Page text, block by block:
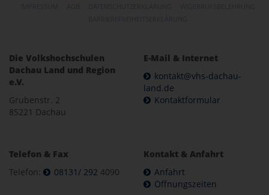
Die Volkshochschulen
Dachau Land und Region
e.V.
Grubenstr. 2
85221 Dachau
E-Mail & Internet
kontakt@vhs-dachau-
land.de
Kontaktformular
Telefon & Fax
Telefon:
08131/ 292 4090
Kontakt & Anfahrt
Anfahrt
Öffnungszeiten